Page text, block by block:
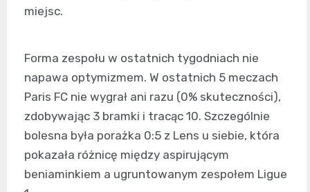
miejsc.
Forma zespołu w ostatnich tygodniach nie
napawa optymizmem. W ostatnich 5 meczach
Paris FC nie wygrał ani razu (0% skuteczności),
zdobywając 3 bramki i tracąc 10. Szczególnie
bolesna była porażka 0:5 z Lens u siebie, która
pokazała różnicę między aspirującym
beniaminkiem a ugruntowanym zespołem Ligue